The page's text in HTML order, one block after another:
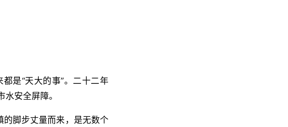
是“天大的事”。二十二年
安全屏障。
的脚步丈量而来，是无数个